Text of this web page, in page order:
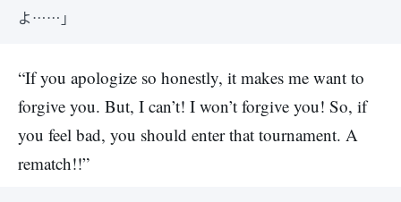
よ……」
“If you apologize so honestly, it makes me want to
forgive you. But, I can’t! I won’t forgive you! So, if
you feel bad, you should enter that tournament. A
rematch!!”